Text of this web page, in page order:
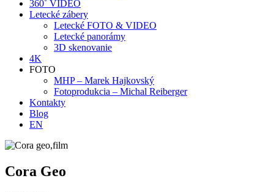
360˚ VIDEO
Letecké zábery
Letecké FOTO & VIDEO
Letecké panorámy
3D skenovanie
4K
FOTO
MHP – Marek Hajkovský
Fotoprodukcia – Michal Reiberger
Kontakty
Blog
EN
Cora Geo